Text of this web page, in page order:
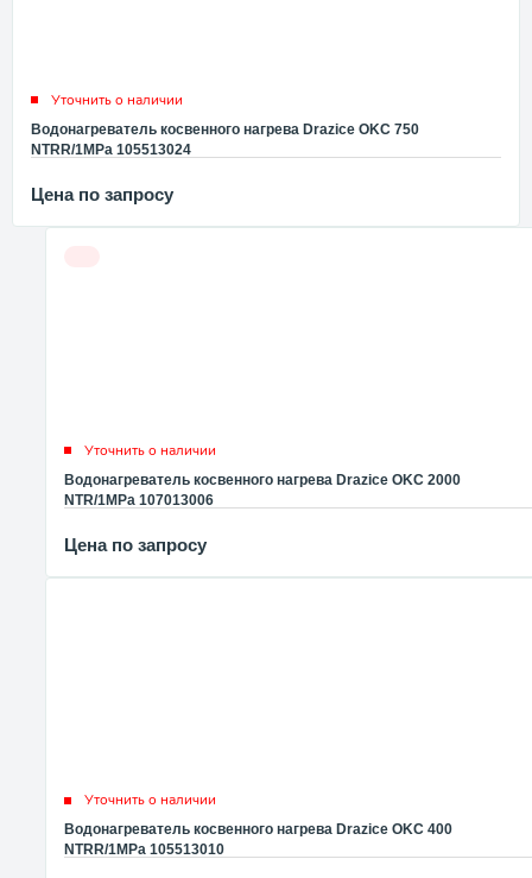
Уточнить о наличии
Водонагреватель косвенного нагрева Drazice OKC 750
NTRR/1MPa 105513024
Цена по запросу
Уточнить о наличии
Водонагреватель косвенного нагрева Drazice OKC 2000
NTR/1MPa 107013006
Цена по запросу
Уточнить о наличии
Водонагреватель косвенного нагрева Drazice OKC 400
NTRR/1MPa 105513010